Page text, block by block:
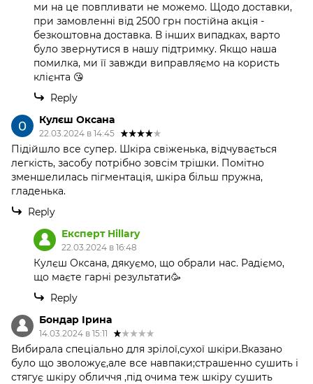
ми на це повпливати не можемо. Щодо доставки,
при замовленні від 2500 грн постійна акція -
безкоштовна доставка. В інших випадках, варто
було звернутися в нашу підтримку. Якщо наша
помилка, ми її завжди виправляємо на користь
клієнта 😘
Reply
Кулєш Оксана
22.03.2024 в 14:45
Підійшло все супер. Шкіра свіженька, відчувається
легкість, засобу потрібно зовсім трішки. Помітно
зменшелилась пігментація, шкіра більш пружна,
гладенька.
Reply
Експерт Hillary
22.03.2024 в 16:48
Кулєш Оксана, дякуємо, що обрали нас. Радіємо,
що маєте гарні результати🥳
Reply
Бондар Ірина
14.03.2024 в 15:11
Вибирала спеціально для зрілої,сухої шкіри.Вказано
було що зволожує,але все навпаки;страшенно сушить і
стягує шкіру обличчя ,під очима теж шкіру сушить